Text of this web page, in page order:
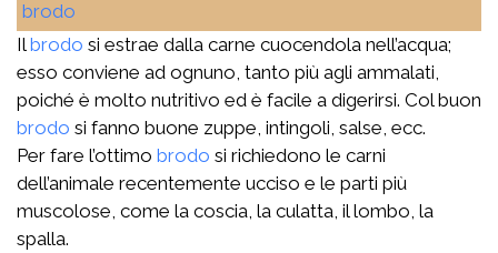
brodo
Ilbrodo si estrae dalla carne cuocendola nell’acqua;
esso conviene ad ognuno, tanto più agli ammalati,
poiché è molto nutritivo ed è facile a digerirsi. Col buon
brodo si fanno buone zuppe, intingoli, salse, ecc.
Per fare l’ottimo brodo si richiedono le carni
dell’animale recentemente ucciso e le parti più
muscolose, come la coscia, la culatta, il lombo, la
spalla.